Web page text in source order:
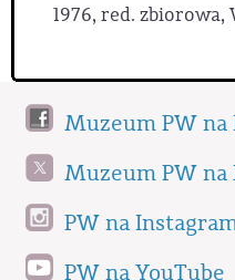
1976, red. zbiorowa,
Muzeum PW na
Muzeum PW na
PW na
PW na YouTube